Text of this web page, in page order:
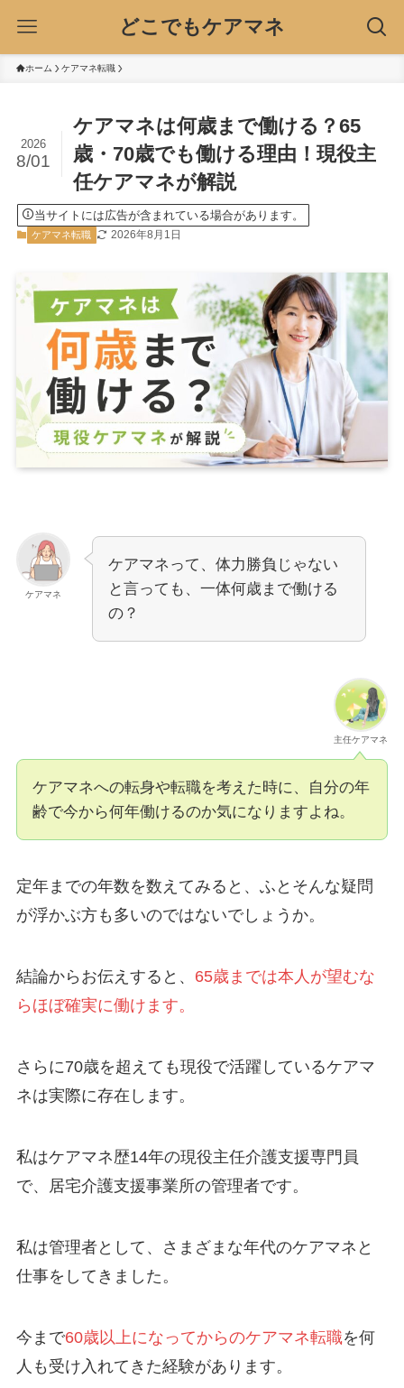
どこでもケアマネ
ホーム ケアマネ転職
ケアマネは何歳まで働ける？65
歳・70歳でも働ける理由！現役主
任ケアマネが解説
2026
8/01
当サイトには広告が含まれている場合があります。
ケアマネ転職 2026年8月1日
ケアマネ
ケアマネって、体力勝負じゃない
と言っても、一体何歳まで働ける
の？
主任ケアマネ
ケアマネへの転身や転職を考えた時に、自分の年
齢で今から何年働けるのか気になりますよね。
定年までの年数を数えてみると、ふとそんな疑問
が浮かぶ方も多いのではないでしょうか。
結論からお伝えすると、 65歳までは本人が望むな
らほぼ確実に働けます。
さらに70歳を超えても現役で活躍しているケアマ
ネは実際に存在します。
私はケアマネ歴14年の現役主任介護支援専門員
で、居宅介護支援事業所の管理者です。
私は管理者として、さまざまな年代のケアマネと
仕事をしてきました。
今まで60歳以上になってからのケアマネ転職を何
人も受け入れてきた経験があります。